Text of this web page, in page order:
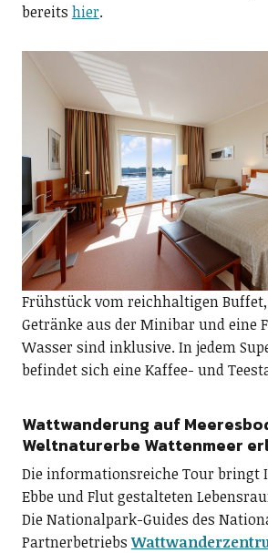
bereits hier.
Frühstück vom reichhaltigen
Getränke aus der Minibar und eine
Wasser sind inklusive. In jedem
befindet sich eine Kaffee- und
Wattwanderung auf
Weltnaturerbe Wattenmeer
Die informationsreiche Tour bringt
Ebbe und Flut gestalteten
Die Nationalpark-Guides des
Partnerbetriebs